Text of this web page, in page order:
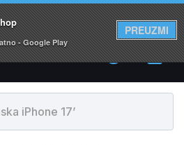
- Google Play
PREUZMI
na lageru. Slanje istog dana!
0